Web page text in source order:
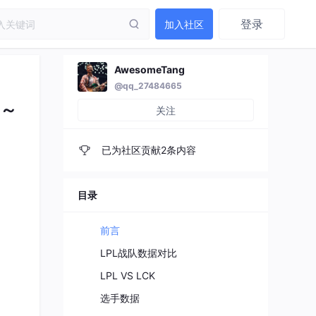
加入社区 登录
AwesomeTang
@qq_27484665
关注
已为社区贡献2条内容
目录
前言
LPL战队数据对比
LPL VS LCK
选手数据